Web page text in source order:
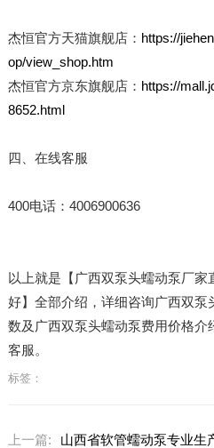
杰恒官方天猫旗舰店： https://
op/view_shop.htm
杰恒官方京东旗舰店： https://
8652.html
四、在线客服
400电话：4006900636
以上就是【广西双泵头蠕动泵厂家
好】全部介绍，详细咨询广西双泵
数及广西双泵头蠕动泵费用价格介
客服。
标签：
上一篇:
山西省软管蠕动泵专业生